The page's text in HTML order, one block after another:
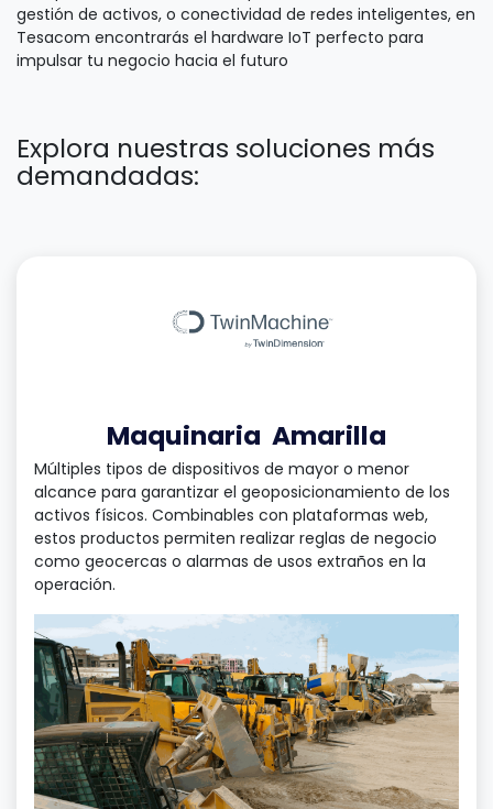
gestión de activos, o conectividad de redes inteligentes, en
Tesacom encontrarás el hardware IoT perfecto para
impulsar tu negocio hacia el futuro
Explora nuestras soluciones más
demandadas:
Maquinaria Amarilla
Múltiples tipos de dispositivos de mayor o menor
alcance para garantizar el geoposicionamiento de los
activos físicos. Combinables con plataformas web,
estos productos permiten realizar reglas de negocio
como geocercas o alarmas de usos extraños en la
operación.